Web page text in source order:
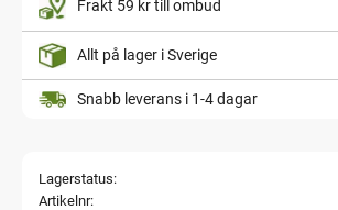
Frakt 59 kr till ombud
Allt på lager i Sverige
Snabb leverans i 1-4 dagar
Lagerstatus
Artikelnr